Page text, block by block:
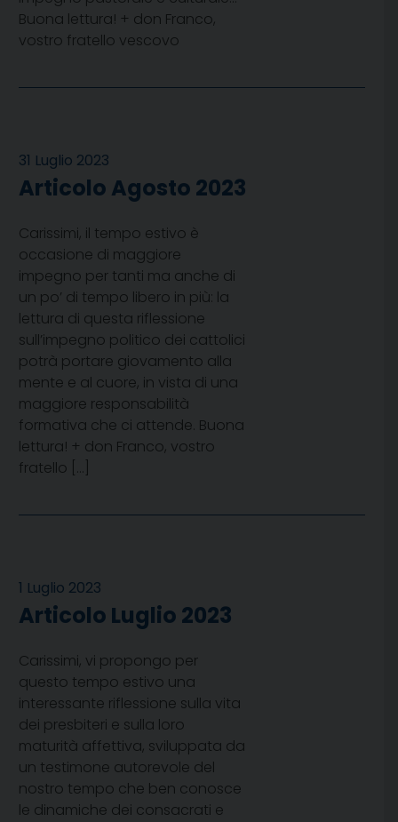
Buona lettura! + don Franco,
vostro fratello vescovo
31 Luglio 2023
Articolo Agosto 2023
Carissimi, il tempo estivo è
occasione di maggiore
impegno per tanti ma anche di
un po’ di tempo libero in più: la
lettura di questa riflessione
sull’impegno politico dei cattolici
potrà portare giovamento alla
mente e al cuore, in vista di una
maggiore responsabilità
formativa che ci attende. Buona
lettura! + don Franco, vostro
fratello […]
1 Luglio 2023
Articolo Luglio 2023
Carissimi, vi propongo per
questo tempo estivo una
interessante riflessione sulla vita
dei presbiteri e sulla loro
maturità affettiva, sviluppata da
un testimone autorevole del
nostro tempo che ben conosce
le dinamiche dei consacrati e